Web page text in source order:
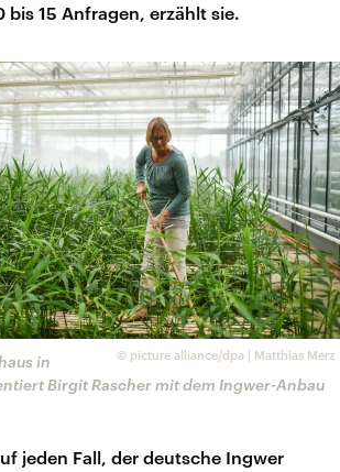
bis 15 Anfragen, erzählt sie.
© picture alliance/dpa | Matthias Merz
in
Birgit Rascher mit dem Ingwer-Anbau
jeden Fall, der deutsche Ingwer